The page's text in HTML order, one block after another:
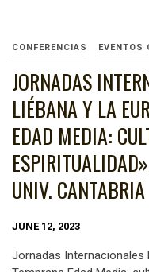
CONFERENCIAS EVENTOS
JORNADAS
LIÉBANA Y LA
EDAD MEDIA:
UNIV. CANTABRIA
JUNE 12, 2023
Jornadas Internacionales